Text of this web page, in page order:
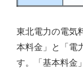
東北電力の電気
本料金」と「電
す。「基本料金